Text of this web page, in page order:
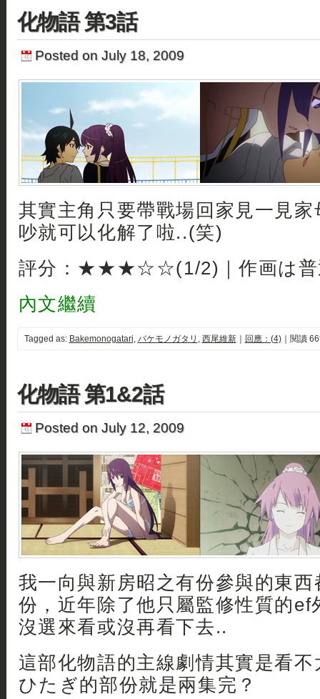
化物語 第3話
Posted on July 18, 2009
其實主角只要帶戰場回家見一見
吵就可以化解了啦..(笑)
評分：★★★☆☆(1/2)｜作画は普
內文繼續
Tagged as: Bakemonogatari, バケモノガタリ , 西尾維新｜ 回應：(4)｜閱讀
化物語 第1&2話
Posted on July 12, 2009
我一向與新房昭之有份參與的東
份，近年除了他只屬監修性質的ef
沒選來看或沒再看下去..
這部化物語的主線劇情其實是看
ひたぎ的部份就是兩集完？